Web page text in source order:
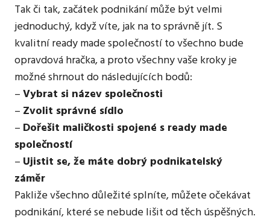
Tak či tak, začátek podnikání může být velmi
jednoduchý, když víte, jak na to správně jít. S
kvalitní ready made společnostíto všechno bude
opravdová hračka, a proto všechny vaše kroky je
možné shrnout do následujících bodů:
–Vybrat si název společnosti
– Zvolit správné sídlo
– Dořešit maličkosti spojené s ready made
společností
– Ujistit se, že máte dobrý podnikatelský
záměr
Pakliže všechno důležité splníte, můžete očekávat
podnikání, které se nebude lišit od těch úspěšných.